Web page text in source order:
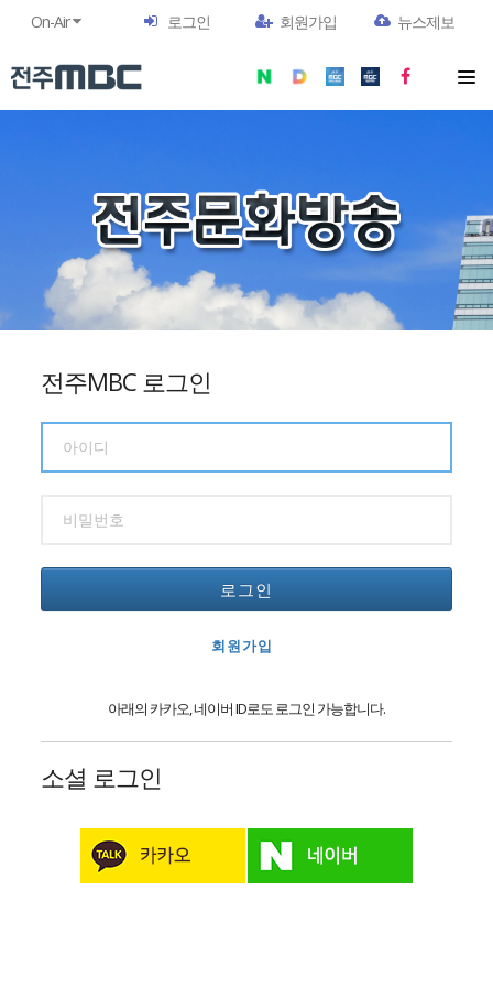
On-Air 로그인 회원가입 뉴스제보
전주MBC 로그인
로그인
회원가입
아래의 카카오, 네이버 ID로도 로그인 가능합니다.
소셜 로그인